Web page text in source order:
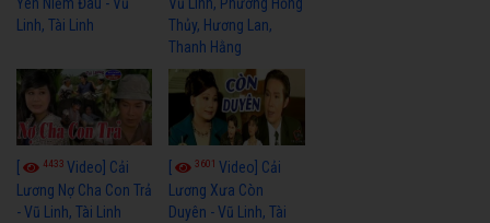
Linh, Tài Linh
Thủy, Hương Lan,
Thanh Hằng
4433 Video] Cải
Lương Nợ Cha Con Trả
- Vũ Linh, Tài Linh
3601Video] Cải
Lương Xưa Còn
Duyên - Vũ Linh, Tài